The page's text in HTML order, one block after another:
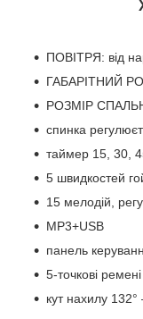
ПОВІТРЯ: від
ГАБАРІТНИЙ
РОЗМІР
спинка
таймер 15, 30,
5 швидкостей
15 мелодій,
MP3+USB
панель
5-точкові
кут нахилу